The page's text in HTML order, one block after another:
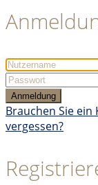
Anmeldung
Brauchen Sie
vergessen?